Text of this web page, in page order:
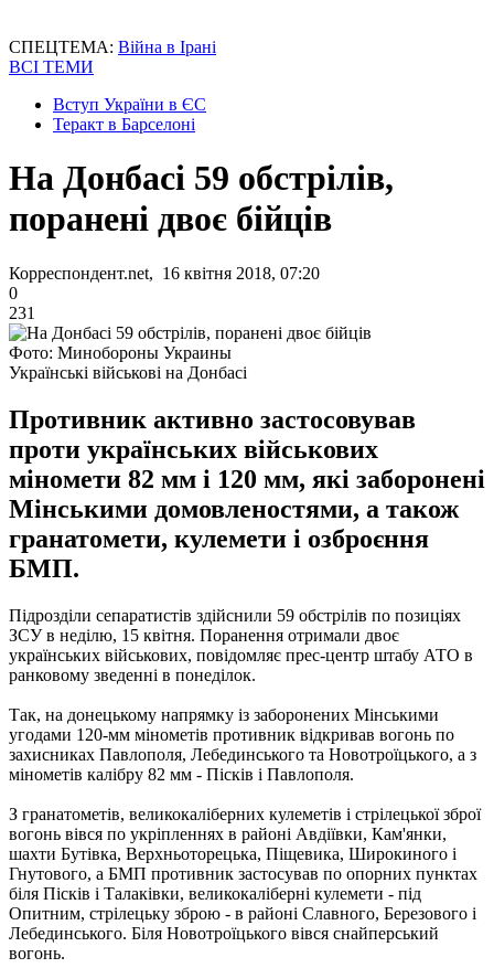
СПЕЦТЕМА: Війна в Ірані
ВСІ ТЕМИ
Вступ України в ЄС
Теракт в Барселоні
На Донбасі 59 обстрілів,
поранені двоє бійців
Корреспондент.net, 16 квітня 2018, 07:20
0
231
Фото: Минобороны Украины
Українські військові на Донбасі
Противник активно застосовував
проти українських військових
міномети 82 мм і 120 мм, які заборонені
Мінськими домовленостями, а також
гранатомети, кулемети і озброєння
БМП.
Підрозділи сепаратистів здійснили 59 обстрілів по позиціях
ЗСУ в неділю, 15 квітня. Поранення отримали двоє
українських військових, повідомляє прес-центр штабу АТО в
ранковому зведенні в понеділок.
Так, на донецькому напрямку із заборонених Мінськими
угодами 120-мм мінометів противник відкривав вогонь по
захисниках Павлополя, Лебединського та Новотроїцького, а з
мінометів калібру 82 мм - Пісків і Павлополя.
З гранатометів, великокаліберних кулеметів і стрілецької зброї
вогонь вівся по укріпленнях в районі Авдіївки, Кам'янки,
шахти Бутівка, Верхньоторецька, Піщевика, Широкиного і
Гнутового, а БМП противник застосував по опорних пунктах
біля Пісків і Талаківки, великокаліберні кулемети - під
Опитним, стрілецьку зброю - в районі Славного, Березового і
Лебединського. Біля Новотроїцького вівся снайперський
вогонь.